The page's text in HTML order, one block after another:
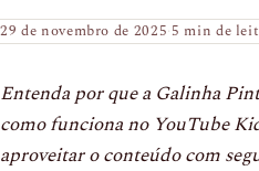
29 de novembro de 2025·5 min de
Entenda por que a Galinha
como funciona no YouTube
aproveitar o conteúdo com